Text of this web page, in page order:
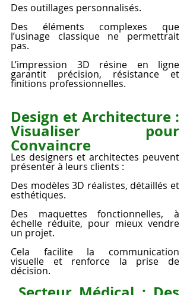
Des outillages personnalisés.
Des éléments complexes que
l’usinage classique ne permettrait
pas.
L’impression 3D résine en ligne
garantit précision, résistance et
finitions professionnelles.
Design et Architecture :
Visualiser pour
Convaincre
Les designers et architectes peuvent
présenter à leurs clients :
Des modèles 3D réalistes, détaillés et
esthétiques.
Des maquettes fonctionnelles, à
échelle réduite, pour mieux vendre
un projet.
Cela facilite la communication
visuelle et renforce la prise de
décision.